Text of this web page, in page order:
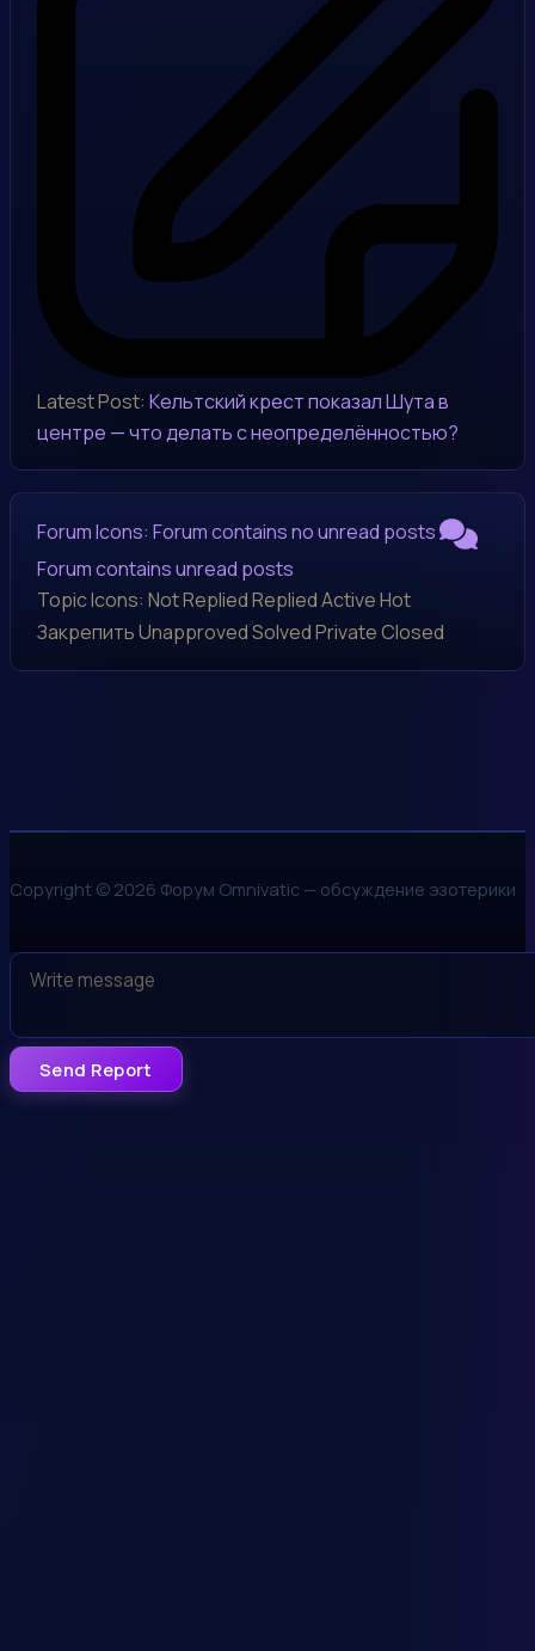
Latest Post: Кельтский крест показал Шута в
центре — что делать с неопределённостью?
Forum Icons: Forum contains no unread posts
Forum contains unread posts
Topic Icons: Not RepliedRepliedActiveHot
ЗакрепитьUnapprovedSolvedPrivateClosed
Copyright © 2026 Форум Omnivatic — обсуждение эзотерики